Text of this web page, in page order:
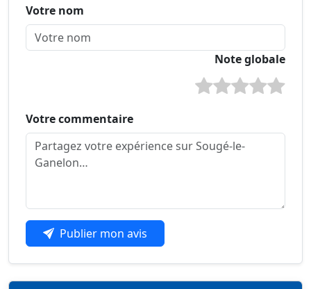
Votre nom
Note globale
Votre commentaire
Publier mon avis